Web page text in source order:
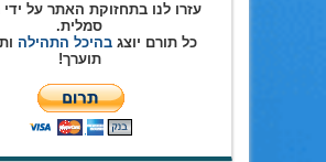
עזרו לנו בתחזוקת האתר על
סמלית.
כל תורם יוצגבהיכל התהילה
תוערך!